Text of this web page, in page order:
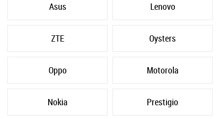
Asus Lenovo
ZTE Oysters
Oppo Motorola
Nokia Prestigio